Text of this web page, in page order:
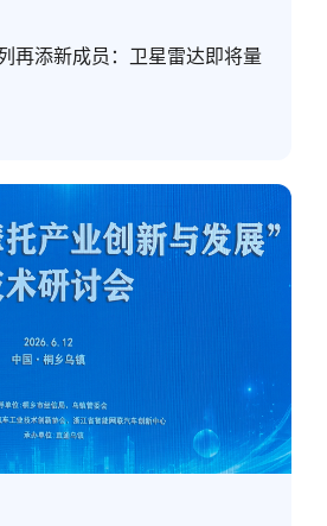
再添新成员：卫星雷达即将量